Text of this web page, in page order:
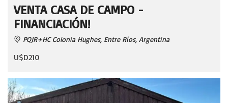
VENTA CASA DE CAMPO -
FINANCIACIÓN!
PQJR+HC Colonia Hughes, Entre Ríos, Argentina
U$D210